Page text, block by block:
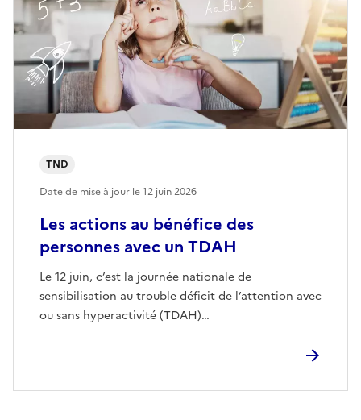
Les actions au bénéfice des
personnes avec un TDAH
Le 12 juin, c’est la journée nationale de
sensibilisation au trouble déficit de l’attention avec
ou sans hyperactivité (TDAH)…
TND
Date de mise à jour le12 juin 2026